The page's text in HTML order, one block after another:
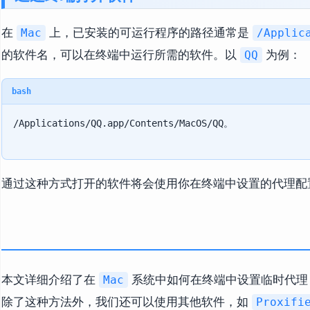
在 Mac 上，已安装的可运行程序的路径通常是 /
的软件名，可以在终端中运行所需的软件。以 QQ 为例：
bash
通过这种方式打开的软件将会使用你在终端中设置的代理配
本文详细介绍了在 Mac
系统中如何在终端中设置临时代
除了这种方法外，我们还可以使用其他软件，如